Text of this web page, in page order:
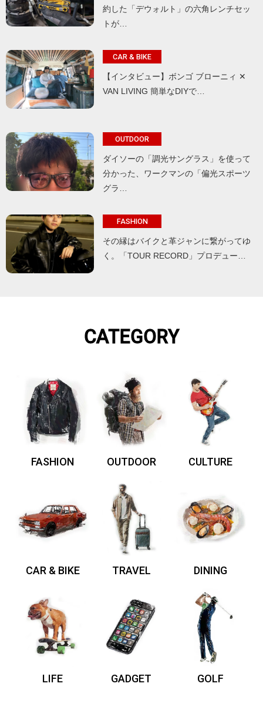
約した「デウォルト」の六角レンチセッ
トが…
CAR & BIKE
【インタビュー】ボンゴ ブローニィ ✕
VAN LIVING 簡単なDIYで…
OUTDOOR
ダイソーの「調光サングラス」を使って
分かった、ワークマンの「偏光スポーツ
グラ…
FASHION
その縁はバイクと革ジャンに繋がってゆ
く。「TOUR RECORD」プロデュー…
CATEGORY
FASHION OUTDOOR CULTURE
CAR & BIKE TRAVEL DINING
LIFE GADGET GOLF